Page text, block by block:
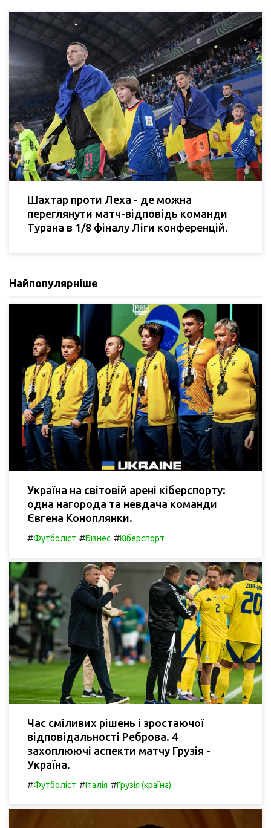
Шахтар проти Леха - де можна
переглянути матч-відповідь команди
Турана в 1/8 фіналу Ліги конференцій.
Найпопулярніше
Україна на світовій арені кіберспорту:
одна нагорода та невдача команди
Євгена Коноплянки.
#Футболіст #Бізнес #Кіберспорт
Час сміливих рішень і зростаючої
відповідальності Реброва. 4
захоплюючі аспекти матчу Грузія -
Україна.
#Футболіст #Італія #Грузія (країна)